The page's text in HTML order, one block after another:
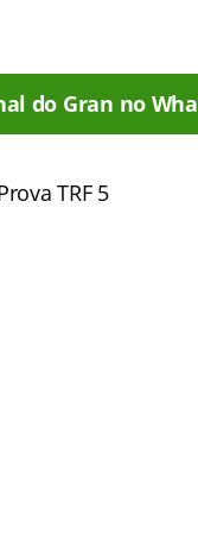
do Gran no
TRF 5